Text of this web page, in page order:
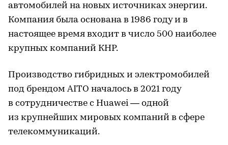
автомобилей на новых источниках энергии.
Компания была основана в 1986 году и в
настоящее время входит в число 500 наиболее
крупных компаний КНР.
Производство гибридных и электромобилей
под брендом AITO началось в 2021 году
в сотрудничестве с Huawei — одной
из крупнейших мировых компаний в сфере
телекоммуникаций.